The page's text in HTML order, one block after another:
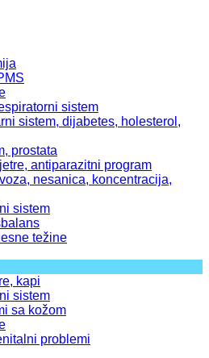
sistem
sistem, dijabetes, holesterol,
prostata
antiparazitni program
nesanica, koncentracija,
sistem
težine
kapi
sistem
sa kožom
problemi